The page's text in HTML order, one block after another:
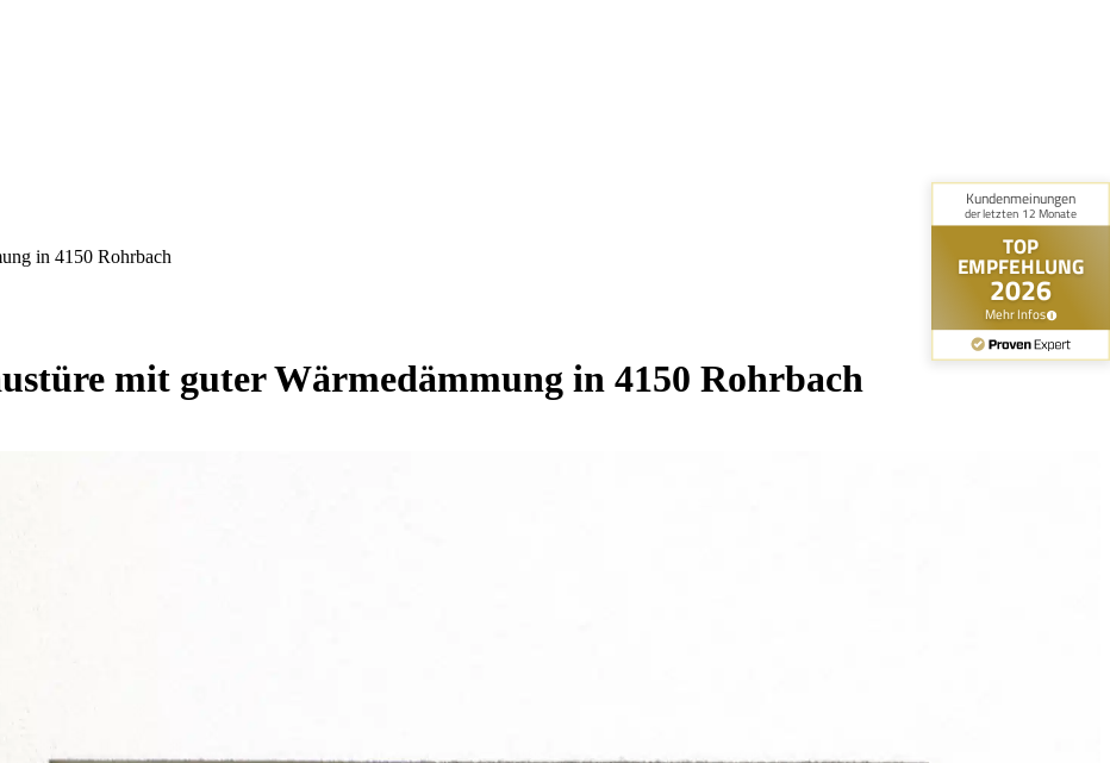
in 4150 Rohrbach
mit guter Wärmedämmung in 4150 Rohrbach